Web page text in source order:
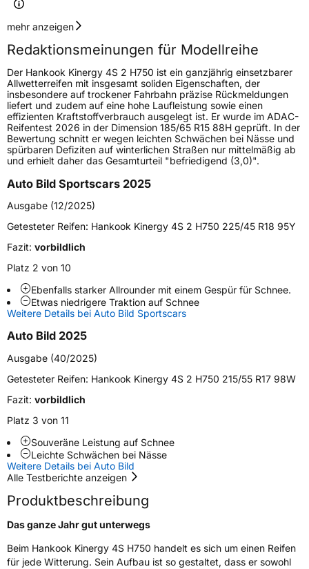
Geschwindigkeitsindex
Höchstgeschwindigkeit
190 km/h
Lastindex74
Höchstlast375 kg
Gewicht (in kg)5,03 kg
Generelle Merkmale
FahrzeugtypPKW
VerwendungGanzjahresreifen
ModellnameKinergy 4S 2 H750
FahrzeugartPKW & SUV
Weitere Eigenschaften
SchlauchtypTL
Zustand Neureifen
M+SJa
EU Label
EffizienzD
NasshaftungC
Rollgeräusch (Klasse)B
Rollgeräusch (dB)
FahrzeugklasseC1
mehr anzeigen
Redaktionsmeinungen für Modellreihe
Der Hankook Kinergy 4S 2 H750 ist ein ganzjährig einsetzbarer
Allwetterreifen mit insgesamt soliden Eigenschaften, der
insbesondere auf trockener Fahrbahn präzise Rückmeldungen
liefert und zudem auf eine hohe Laufleistung sowie einen
effizienten Kraftstoffverbrauch ausgelegt ist. Er wurde im ADAC-
Reifentest 2026 in der Dimension 185/65 R15 88H geprüft. In der
Bewertung schnitt er wegen leichten Schwächen bei Nässe und
spürbaren Defiziten auf winterlichen Straßen nur mittelmäßig ab
und erhielt daher das Gesamturteil "befriedigend (3,0)".
Auto Bild Sportscars 2025
Ausgabe (12/2025)
Getesteter Reifen: Hankook Kinergy 4S 2 H750 225/45 R18 95Y
Fazit: vorbildlich
Platz 2 von 10
Ebenfalls starker Allrounder mit einem Gespür für Schnee.
Etwas niedrigere Traktion auf Schnee
Weitere Details bei Auto Bild Sportscars
Auto Bild 2025
Ausgabe (40/2025)
Getesteter Reifen: Hankook Kinergy 4S 2 H750 215/55 R17 98W
Fazit: vorbildlich
Platz 3 von 11
Souveräne Leistung auf Schnee
Leichte Schwächen bei Nässe
Weitere Details bei Auto Bild
Alle Testberichte anzeigen
Produktbeschreibung
Das ganze Jahr gut unterwegs
Beim Hankook Kinergy 4S H750 handelt es sich um einen Reifen
für jede Witterung. Sein Aufbau ist so gestaltet, dass er sowohl